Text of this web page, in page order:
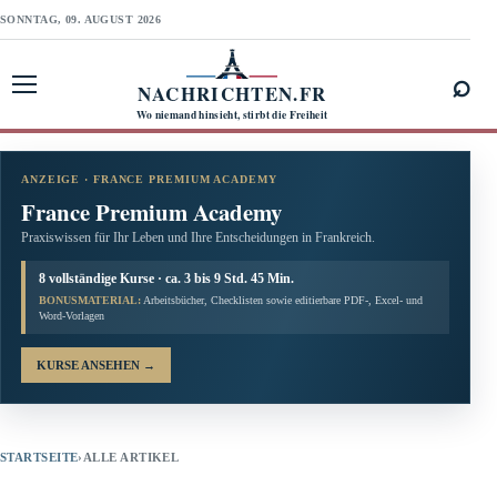
SONNTAG, 09. AUGUST 2026
NACHRICHTEN.FR
Wo niemand hinsieht, stirbt die Freiheit
⌕
ANZEIGE · FRANCE PREMIUM ACADEMY
France Premium Academy
Praxiswissen für Ihr Leben und Ihre Entscheidungen in Frankreich.
8 vollständige Kurse · ca. 3 bis 9 Std. 45 Min.
BONUSMATERIAL: Arbeitsbücher, Checklisten sowie editierbare PDF-, Excel- und
Word-Vorlagen
KURSE ANSEHEN →
STARTSEITE› ALLE ARTIKEL